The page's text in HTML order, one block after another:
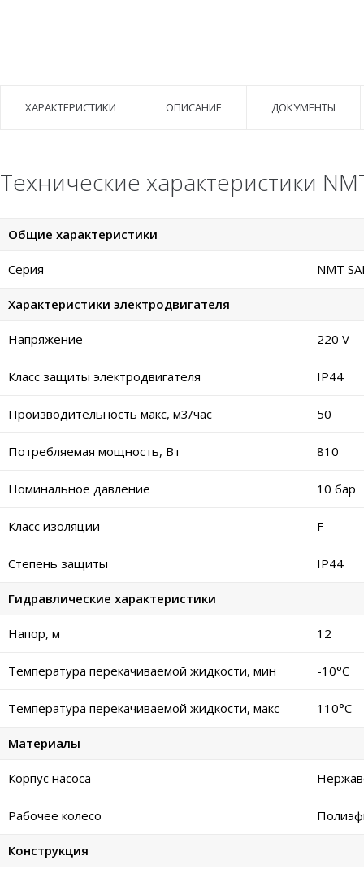
ХАРАКТЕРИСТИКИ ОПИСАНИЕ ДОКУМЕНТЫ
Технические характеристики
Общие характеристики
Серия NMT
Характеристики электродвигателя
Напряжение 220 V
Класс защиты электродвигателя IP44
Производительность макс, м3/час 50
Потребляемая мощность, Вт 810
Номинальное давление 10 бар
Класс изоляции F
Степень защиты IP44
Гидравлические характеристики
Напор, м 12
Температура перекачиваемой жидкости, мин -10°C
Температура перекачиваемой жидкости, макс 110°C
Материалы
Корпус насоса
Рабочее колесо
Конструкция